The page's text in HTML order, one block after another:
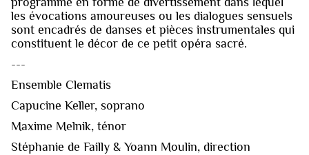
les évocations amoureuses ou les dialogues sensuels
sont encadrés de danses et pièces instrumentales qui
constituent le décor de ce petit opéra sacré.
---
Ensemble Clematis
Capucine Keller, soprano
Maxime Melnik, ténor
Stéphanie de Failly & Yoann Moulin, direction